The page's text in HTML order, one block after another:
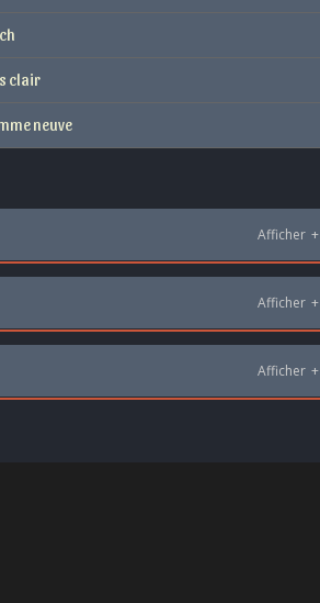
clair
neuve
Afficher +
Afficher +
Afficher +